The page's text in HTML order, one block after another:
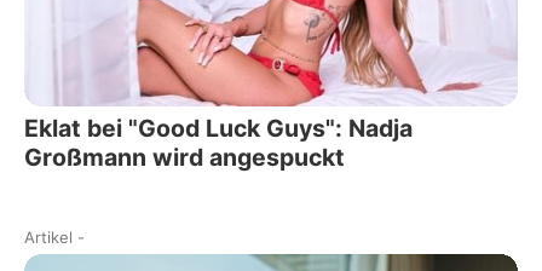
Eklat bei "Good Luck Guys": Nadja
Großmann wird angespuckt
Artikel -